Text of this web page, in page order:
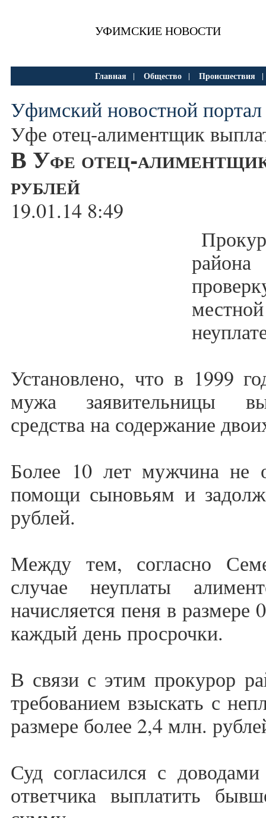
УФИМСКИЕ НОВОСТИ
Главная | Общество | Происшествия
Уфимский новостной портал
Уфе отец-алиментщик
В Уфе отец-
рублей
19.01.14 8:49
Установлено, что в 1999
мужа заявительницы
средства на содержание
Более 10 лет мужчина не
помощи сыновьям и
рублей.
Между тем, согласно
случае неуплаты
начисляется пеня в
каждый день просрочки.
В связи с этим прокурор
требованием взыскать с
размере более 2,4 млн.
Суд согласился с
ответчика выплатить